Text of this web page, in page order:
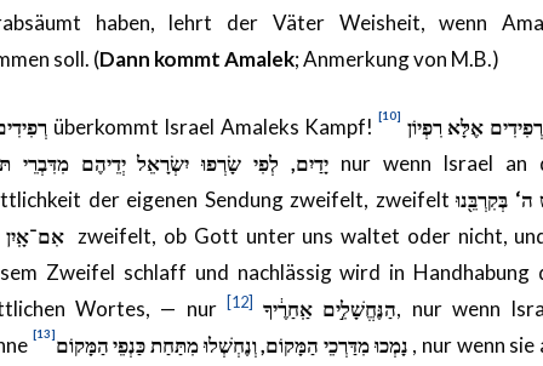
haben, lehrt der Väter Weisheit, wenn
soll. (Dann kommt Amalek; Anmerkung von M.B.)
überkommt Israel Amaleks Kampf![10] אֶלָּא רִפְיוֹן
יָדַיִם, לְפִי שָׂרְפוּ יִשְׂרָאֵל יְדֵיהֶם מִדִּבְרֵיnur wenn Israel an
der eigenen Sendung zweifelt, zweifeltה‘ בְּקִרְבֵּ֖נוּ
אִם־אָֽיִןzweifelt, ob Gott unter uns waltet oder nicht,
Zweifel schlaff und nachlässig wird in Handhabung
Wortes, — nur
[12] הַנֶּחֱשָׁלִ֣ים אַֽחַרֶ֔יךָ, nur wenn
נָמְכוּ מִדַּרְכֵי הַמָּקוֹם, וְנֶחְשְׁלוּ מִתַּחַת כַּנְפֵי הַמָּקוֹם[13]
, nur wenn sie